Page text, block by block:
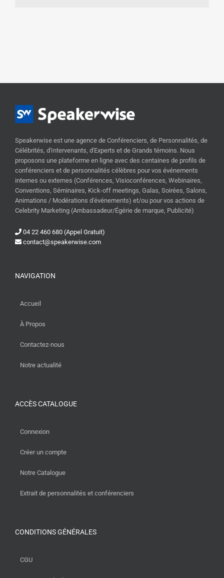
Speakerwise est une agence de Conférenciers, de Personnalités, de
Célébrités, d'Intervenants, d'Experts et de Grands témoins. Nous
proposons une plateforme en ligne avec des centaines de profils de
conférenciers et de personnalités célèbres pour vos événements
internes ou externes (Conférences, Visioconférences, Webinaires,
Conventions, Séminaires, Kick-off meetings, Galas, Soirées, Salons,
Animations / Modérations d'événements) et/ou pour vos actions de
Celebrity Marketing (Ambassadeur/Égérie de marque, Publicité)
04 22 460 680 (Appel Gratuit)
contact@speakerwise.com
NAVIGATION
Accueil
À Propos
Contactez-nous
Notre actualité
ACCÈS CATALOGUE
Connexion
Créer un compte
Notre Catalogue
Extrait de personnalités et conférenciers
CONDITIONS GÉNÉRALES
CGU